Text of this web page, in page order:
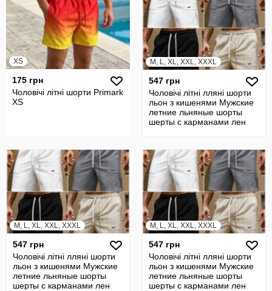
XS
175 грн
Чоловічі літні шорти Primark
XS
M, L, XL, XXL, XXXL
547 грн
Чоловічі літні лляні шорти
льон з кишенями Мужские
летние льняные шорты
шерты с карманами лен
M, L, XL, XXL, XXXL
547 грн
Чоловічі літні лляні шорти
льон з кишенями Мужские
летние льняные шорты
шерты с карманами лен
M, L, XL, XXL, XXXL
547 грн
Чоловічі літні лляні шорти
льон з кишенями Мужские
летние льняные шорты
шерты с карманами лен